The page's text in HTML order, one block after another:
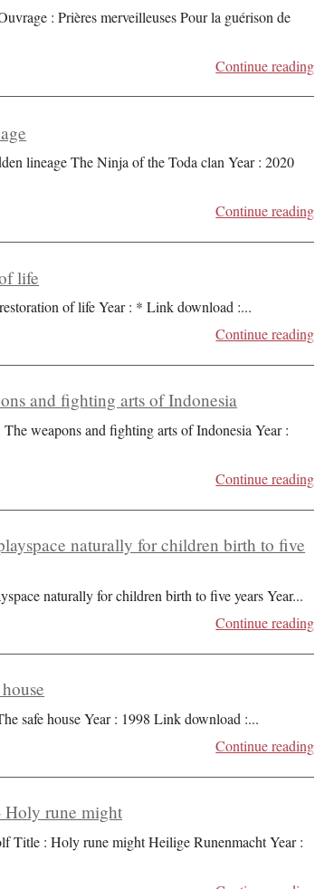
: Prières merveilleuses Pour la guérison de
Continue reading
lineage The Ninja of the Toda clan Year : 2020
Continue reading
life
of life Year : * Link download :...
Continue reading
and fighting arts of Indonesia
weapons and fighting arts of Indonesia Year :
Continue reading
naturally for children birth to five
naturally for children birth to five years Year...
Continue reading
safe house Year : 1998 Link download :...
Continue reading
rune might
Title : Holy rune might Heilige Runenmacht Year :